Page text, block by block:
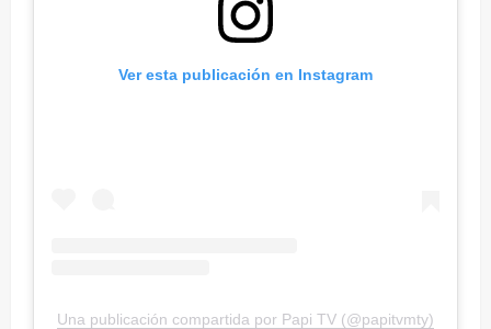
Ver esta publicación en Instagram
Una publicación compartida por Papi TV (@papitvmty)